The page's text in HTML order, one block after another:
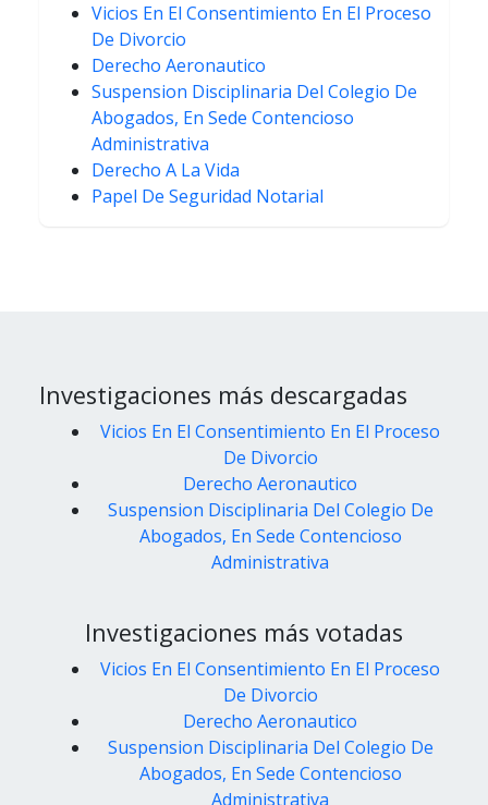
Vicios En El Consentimiento En El Proceso
De Divorcio
Derecho Aeronautico
Suspension Disciplinaria Del Colegio De
Abogados, En Sede Contencioso
Administrativa
Derecho A La Vida
Papel De Seguridad Notarial
Investigaciones más descargadas
Vicios En El Consentimiento En El Proceso
De Divorcio
Derecho Aeronautico
Suspension Disciplinaria Del Colegio De
Abogados, En Sede Contencioso
Administrativa
Investigaciones más votadas
Vicios En El Consentimiento En El Proceso
De Divorcio
Derecho Aeronautico
Suspension Disciplinaria Del Colegio De
Abogados, En Sede Contencioso
Administrativa